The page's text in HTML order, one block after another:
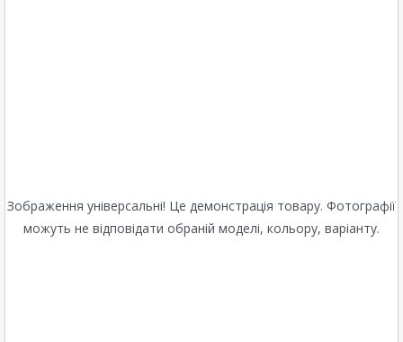
Зображення універсальні! Це демонстрація товару. Фотографії
можуть не відповідати обраній моделі, кольору, варіанту.